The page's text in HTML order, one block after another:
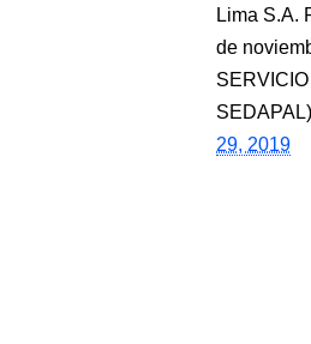
Lima S.A.
de
29, 2019